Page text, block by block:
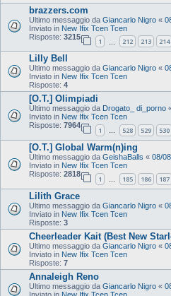
brazzers.com
Ultimo messaggio da Giancarlo Nigro «
Inviato in New Ifix Tcen Tcen
Risposte: 3215
1 212 213 214
Lilly Bell
Ultimo messaggio da Giancarlo Nigro «
Inviato in New Ifix Tcen Tcen
Risposte: 4
[O.T.] Olimpiadi
Ultimo messaggio da Drogato_ di_porno
Inviato in New Ifix Tcen Tcen
Risposte: 7964
1 … 528 529 530
[O.T.] Global Warm(n)ing
Ultimo messaggio da GeishaBalls « 08/
Inviato in New Ifix Tcen Tcen
Risposte: 2818
1 … 185 186 187
Lilith Grace
Ultimo messaggio da Giancarlo Nigro «
Inviato in New Ifix Tcen Tcen
Risposte: 3
Cheerleader Kait (Best New
Ultimo messaggio da Giancarlo Nigro «
Inviato in New Ifix Tcen Tcen
Risposte: 7
Annaleigh Reno
Ultimo messaggio da Giancarlo Nigro «
Inviato in New Ifix Tcen Tcen